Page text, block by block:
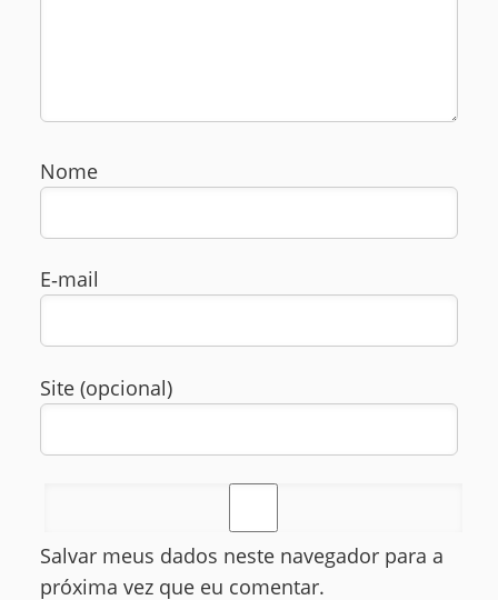
Nome
E‑mail
Site (opcional)
Salvar meus dados neste navegador para a
próxima vez que eu comentar.